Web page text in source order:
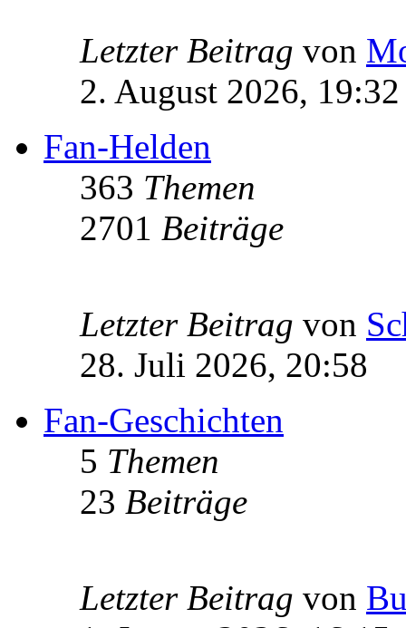
Letzter Beitrag von
2. August 2026, 19:32
Fan-Helden
363 Themen
2701 Beiträge
Letzter Beitrag von
28. Juli 2026, 20:58
Fan-Geschichten
5 Themen
23 Beiträge
Letzter Beitrag von